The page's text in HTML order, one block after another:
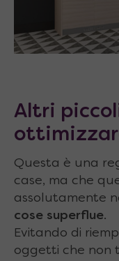
Altri
Questa è una
case, ma che
assolutamente
cose superflue.
Evitando di
oggetti che non